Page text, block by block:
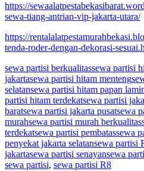
https://
sewa-tiang-antrian-vip-jakarta-utara/
https://
tenda-roder-dengan-dekorasi-
sewa partisi berkualitassewa partisi
jakartasewa partisi hitam menteng
selatansewa partisi hitam papan
partisi hitam terdekatsewa partisi
baratsewa partisi jakarta pusatsewa
murahsewa partisi murah berkualitas
terdekatsewa partisi pembatassewa
penyekat jakarta selatansewa partisi
jakartasewa partisi senayansewa
sewa partisi, sewa partisi R8